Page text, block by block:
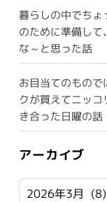
暮らしの中でち
のために準備し
な～と思った話
お目当てのもの
クが買えてニッ
き合った日曜の話
アーカイブ